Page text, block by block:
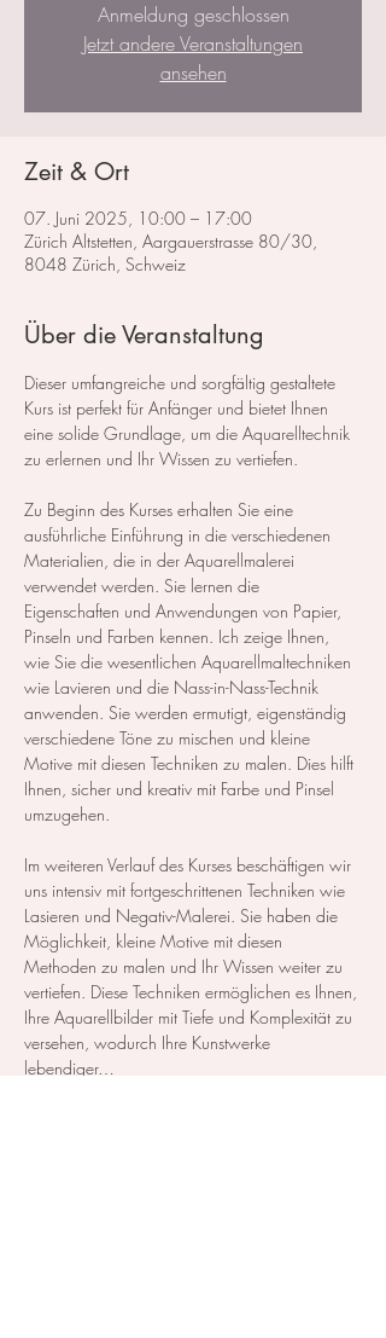
Anmeldung geschlossen
Jetzt andere Veranstaltungen
ansehen
Zeit & Ort
07. Juni 2025, 10:00 – 17:00
Zürich Altstetten, Aargauerstrasse 80/30,
8048 Zürich, Schweiz
Über die Veranstaltung
Dieser umfangreiche und sorgfältig gestaltete
Kurs ist perfekt für Anfänger und bietet Ihnen
eine solide Grundlage, um die Aquarelltechnik
zu erlernen und Ihr Wissen zu vertiefen.
Zu Beginn des Kurses erhalten Sie eine
ausführliche Einführung in die verschiedenen
Materialien, die in der Aquarellmalerei
verwendet werden. Sie lernen die
Eigenschaften und Anwendungen von Papier,
Pinseln und Farben kennen. Ich zeige Ihnen,
wie Sie die wesentlichen Aquarellmaltechniken
wie Lavieren und die Nass-in-Nass-Technik
anwenden. Sie werden ermutigt, eigenständig
verschiedene Töne zu mischen und kleine
Motive mit diesen Techniken zu malen. Dies hilft
Ihnen, sicher und kreativ mit Farbe und Pinsel
umzugehen.
Im weiteren Verlauf des Kurses beschäftigen wir
uns intensiv mit fortgeschrittenen Techniken wie
Lasieren und Negativ-Malerei. Sie haben die
Möglichkeit, kleine Motive mit diesen
Methoden zu malen und Ihr Wissen weiter zu
vertiefen. Diese Techniken ermöglichen es Ihnen,
Ihre Aquarellbilder mit Tiefe und Komplexität zu
versehen, wodurch Ihre Kunstwerke
lebendiger…